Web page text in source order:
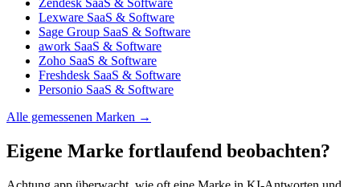
Zendesk SaaS & Software
Lexware SaaS & Software
Sage Group SaaS & Software
awork SaaS & Software
Zoho SaaS & Software
Freshdesk SaaS & Software
Personio SaaS & Software
Alle gemessenen Marken →
Eigene Marke fortlaufend beobachten?